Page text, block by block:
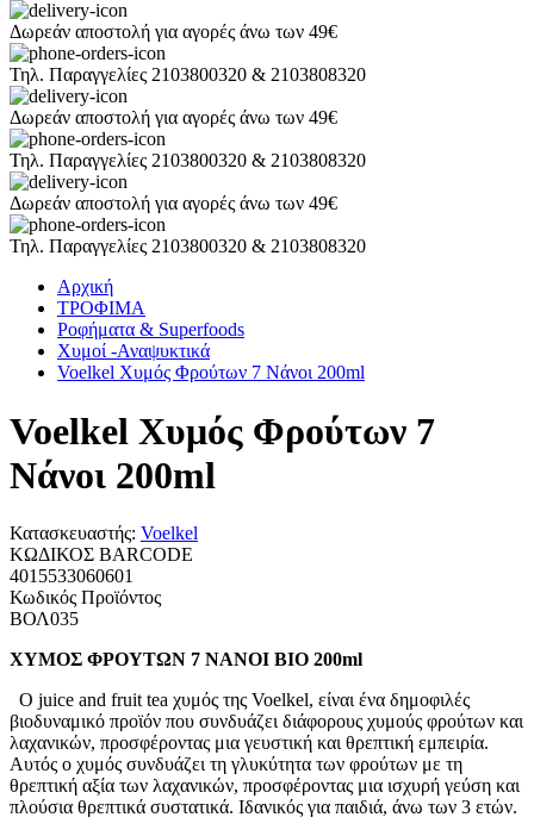
Δωρεάν αποστολή για αγορές άνω των 49€
Τηλ. Παραγγελίες 2103800320 & 2103808320
Δωρεάν αποστολή για αγορές άνω των 49€
Τηλ. Παραγγελίες 2103800320 & 2103808320
Δωρεάν αποστολή για αγορές άνω των 49€
Τηλ. Παραγγελίες 2103800320 & 2103808320
Αρχική
ΤΡΟΦΙΜΑ
Ροφήματα & Superfoods
Χυμοί -Αναψυκτικά
Voelkel Χυμός Φρούτων 7 Νάνοι 200ml
Voelkel Χυμός Φρούτων 7
Νάνοι 200ml
Κατασκευαστής: Voelkel
ΚΩΔΙΚΟΣ BARCODE
4015533060601
Κωδικός Προϊόντος
ΒΟΛ035
ΧΥΜΟΣ ΦΡΟΥΤΩΝ 7 ΝΑΝΟΙ BIO 200ml
Ο juice and fruit tea χυμός της Voelkel, είναι ένα δημοφιλές
βιοδυναμικό προϊόν που συνδυάζει διάφορους χυμούς φρούτων και
λαχανικών, προσφέροντας μια γευστική και θρεπτική εμπειρία.
Αυτός ο χυμός συνδυάζει τη γλυκύτητα των φρούτων με τη
θρεπτική αξία των λαχανικών, προσφέροντας μια ισχυρή γεύση και
πλούσια θρεπτικά συστατικά. Ιδανικός για παιδιά, άνω των 3 ετών.